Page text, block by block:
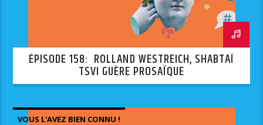
ÉPISODE 158: ROLLAND WESTREICH, SHABTAÏ
TSVI GUÈRE PROSAÏQUE
VOUS L'AVEZ BIEN CONNU !